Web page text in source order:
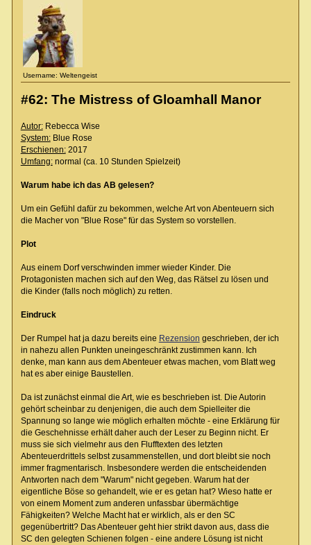
Username: Weltengeist
#62: The Mistress of Gloamhall Manor
Autor:Rebecca Wise
System:Blue Rose
Erschienen:2017
Umfang:normal (ca. 10 Stunden Spielzeit)
Warum habe ich das AB gelesen?
Um ein Gefühl dafür zu bekommen, welche Art von Abenteuern sich
die Macher von "Blue Rose" für das System so vorstellen.
Plot
Aus einem Dorf verschwinden immer wieder Kinder. Die
Protagonisten machen sich auf den Weg, das Rätsel zu lösen und
die Kinder (falls noch möglich) zu retten.
Eindruck
Der Rumpel hat ja dazu bereits eine Rezension geschrieben, der ich
in nahezu allen Punkten uneingeschränkt zustimmen kann. Ich
denke, man kann aus dem Abenteuer etwas machen, vom Blatt weg
hat es aber einige Baustellen.
Da ist zunächst einmal die Art, wie es beschrieben ist. Die Autorin
gehört scheinbar zu denjenigen, die auch dem Spielleiter die
Spannung so lange wie möglich erhalten möchte - eine Erklärung für
die Geschehnisse erhält daher auch der Leser zu Beginn nicht. Er
muss sie sich vielmehr aus den Flufftexten des letzten
Abenteuerdrittels selbst zusammenstellen, und dort bleibt sie noch
immer fragmentarisch. Insbesondere werden die entscheidenden
Antworten nach dem "Warum" nicht gegeben. Warum hat der
eigentliche Böse so gehandelt, wie er es getan hat? Wieso hatte er
von einem Moment zum anderen unfassbar übermächtige
Fähigkeiten? Welche Macht hat er wirklich, als er den SC
gegenübertritt? Das Abenteuer geht hier strikt davon aus, dass die
SC den gelegten Schienen folgen - eine andere Lösung ist nicht